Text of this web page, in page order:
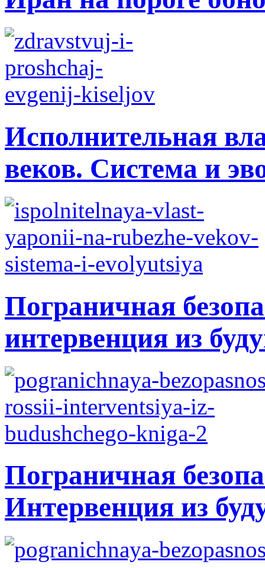
Исполнительная
веков. Система и
Пограничная
интервенция из
Пограничная
Интервенция из